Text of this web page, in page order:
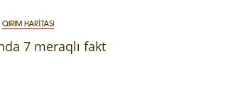
QIRIM HARİTASI
7 meraqlı fakt